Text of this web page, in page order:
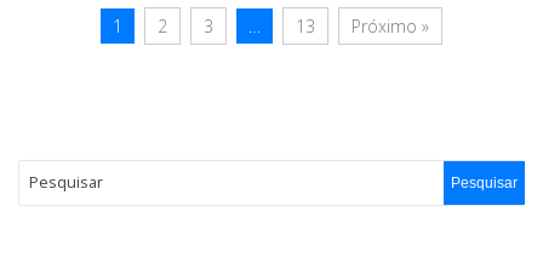
1 2 3 13 Próximo »